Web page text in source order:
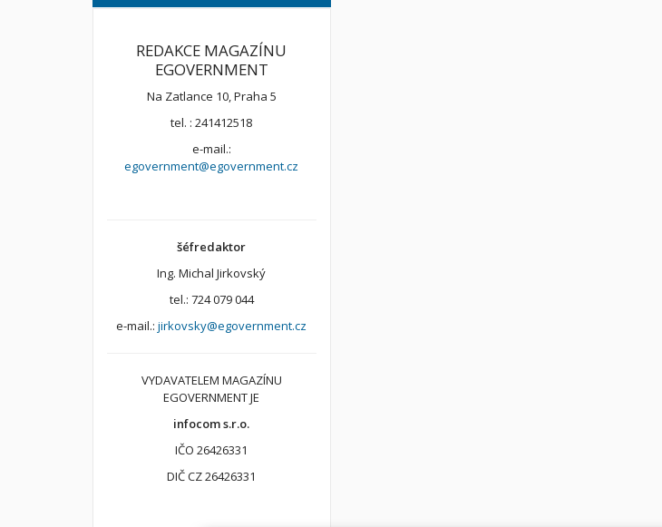
REDAKCE MAGAZÍNU
EGOVERNMENT
Na Zatlance 10, Praha 5
tel. : 241412518
e-mail.:
egovernment@egovernment.cz
šéfredaktor
Ing. Michal Jirkovský
tel.: 724 079 044
e-mail.:jirkovsky@egovernment.cz
VYDAVATELEM MAGAZÍNU
EGOVERNMENT JE
infocom s.r.o.
IČO 26426331
DIČ CZ 26426331